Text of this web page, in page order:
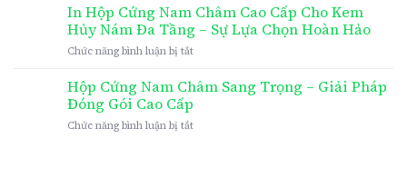
In Hộp Cứng Nam Châm Cao Cấp Cho Kem
Hủy Nám Đa Tầng – Sự Lựa Chọn Hoàn Hảo
Chức năng bình luận bị tắtở
Hộp
Cứng
Châm
Hộp Cứng Nam Châm Sang Trọng – Giải Pháp
Đóng Gói Cao Cấp
Chức năng bình luận bị tắtở